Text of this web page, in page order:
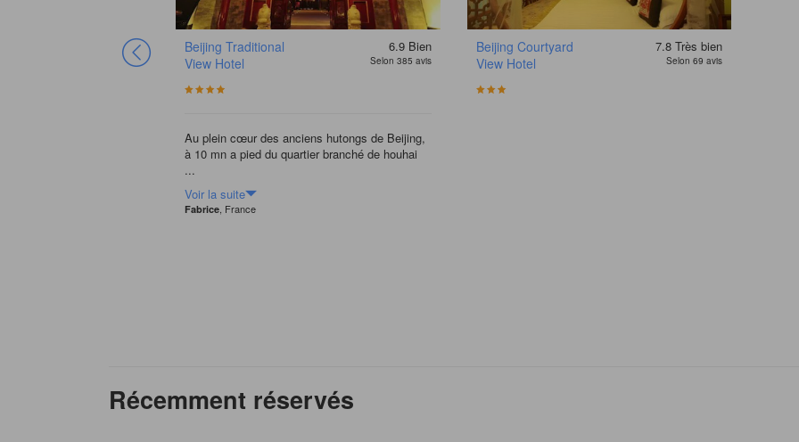
Beijing Traditional
View Hotel
6.9 Bien
Selon 385 avis
Au plein cœur des anciens hutongs de Beijing,
à 10 mn a pied du quartier branché de houhai
...
Voir la suite
Fabrice, France
Beijing Courtyard
View Hotel
7.8 Très bien
Selon 69 avis
Récemment réservés